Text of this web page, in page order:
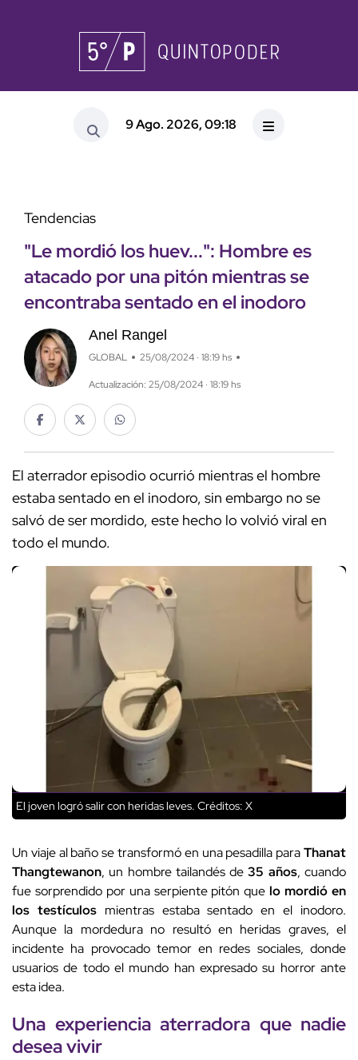
9 Ago. 2026, 09:18
Tendencias
"Le mordió los huev...": Hombre es
atacado por una pitón mientras se
encontraba sentado en el inodoro
Anel Rangel
GLOBAL 25/08/2024 · 18:19 hs
Actualización: 25/08/2024 · 18:19 hs
El aterrador episodio ocurrió mientras el hombre
estaba sentado en el inodoro, sin embargo no se
salvó de ser mordido, este hecho lo volvió viral en
todo el mundo.
El joven logró salir con heridas leves. Créditos: X
Un viaje al baño se transformó en una pesadilla paraThanat
Thangtewanon, un hombre tailandés de35 años, cuando
fue sorprendido por una serpiente pitón quelo mordió en
los testículosmientras estaba sentado en el inodoro.
Aunque la mordedura no resultó en heridas graves, el
incidente ha provocado temor en redes sociales, donde
usuarios de todo el mundo han expresado su horror ante
esta idea.
Una experiencia aterradora que nadie
desea vivir